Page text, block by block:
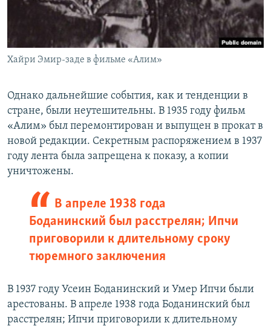
Хайри Эмир-заде в фильме «Алим»
Однако дальнейшие события, как и тенденции в
стране, были неутешительны. В 1935 году фильм
«Алим» был перемонтирован и выпущен в прокат в
новой редакции. Секретным распоряжением в 1937
году лента была запрещена к показу, а копии
уничтожены.
В апреле 1938 года
Боданинский был расстрелян; Ипчи
приговорили к длительному сроку
тюремного заключения
В 1937 году Усеин Боданинский и Умер Ипчи были
арестованы. В апреле 1938 года Боданинский был
расстрелян; Ипчи приговорили к длительному